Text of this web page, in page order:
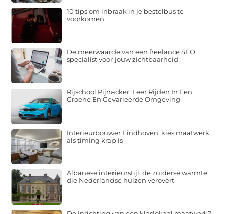
10 tips om inbraak in je bestelbus te
voorkomen
De meerwaarde van een freelance SEO
specialist voor jouw zichtbaarheid
Rijschool Pijnacker: Leer Rijden In Een
Groene En Gevarieerde Omgeving
Interieurbouwer Eindhoven: kies maatwerk
als timing krap is
Albanese interieurstijl: de zuiderse warmte
die Nederlandse huizen verovert